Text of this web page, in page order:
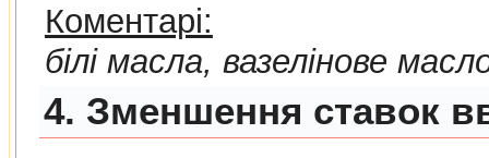
Коментарі:
білі масла, вазелінове
4. Зменшення ставок